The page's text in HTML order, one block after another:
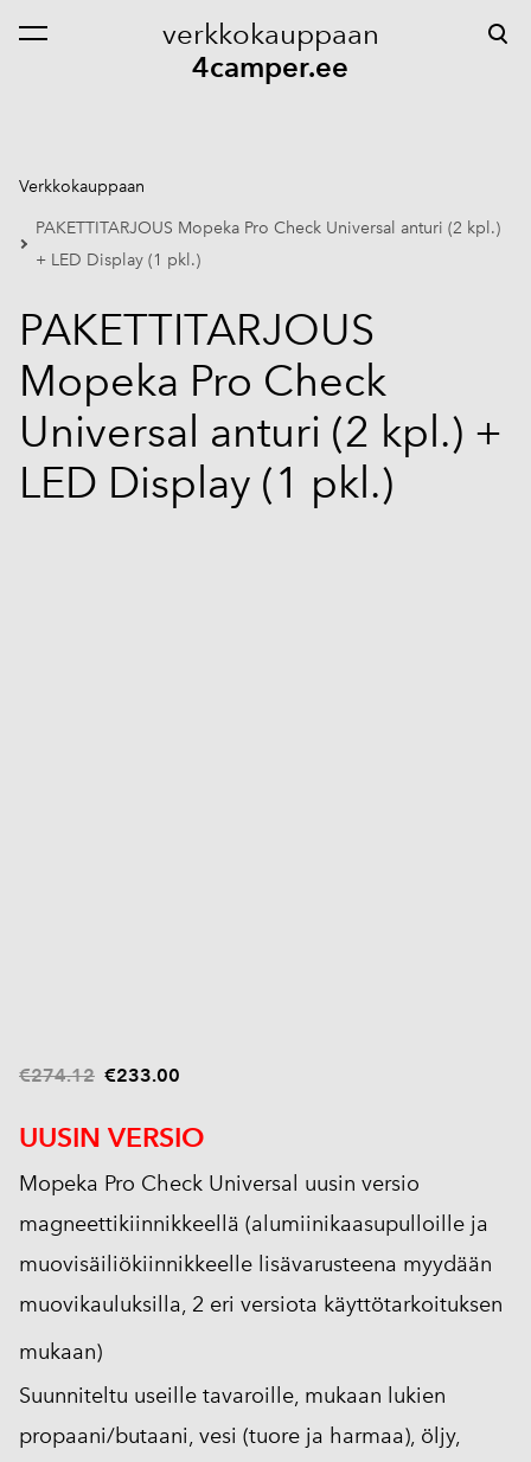
verkkokauppaan
4camper.ee
on lisätty ostoskoriin. Katso ostoskoria
Verkkokauppaan
PAKETTITARJOUS Mopeka Pro Check Universal anturi (2 kpl.)
+ LED Display (1 pkl.)
PAKETTITARJOUS
Mopeka Pro Check
Universal anturi (2 kpl.) +
LED Display (1 pkl.)
1 / 9
€274.12 €233.00
UUSIN VERSIO
Mopeka Pro Check Universal uusin versio
magneettikiinnikkeellä (alumiinikaasupulloille ja
muovisäiliökiinnikkeelle lisävarusteena myydään
muovikauluksilla, 2 eri versiota käyttötarkoituksen
mukaan)
Suunniteltu useille tavaroille, mukaan lukien
propaani/butaani, vesi (tuore ja harmaa), öljy,